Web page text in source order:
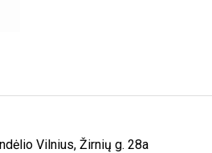
Vilnius, Žirnių g. 28a